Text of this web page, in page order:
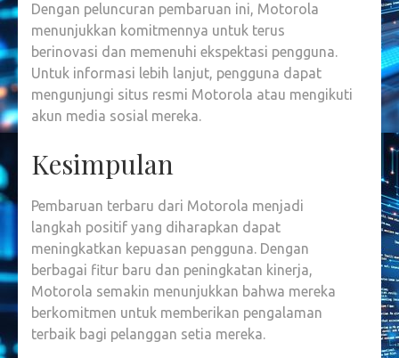
Dengan peluncuran pembaruan ini, Motorola
menunjukkan komitmennya untuk terus
berinovasi dan memenuhi ekspektasi pengguna.
Untuk informasi lebih lanjut, pengguna dapat
mengunjungi situs resmi Motorola atau mengikuti
akun media sosial mereka.
Kesimpulan
Pembaruan terbaru dari Motorola menjadi
langkah positif yang diharapkan dapat
meningkatkan kepuasan pengguna. Dengan
berbagai fitur baru dan peningkatan kinerja,
Motorola semakin menunjukkan bahwa mereka
berkomitmen untuk memberikan pengalaman
terbaik bagi pelanggan setia mereka.